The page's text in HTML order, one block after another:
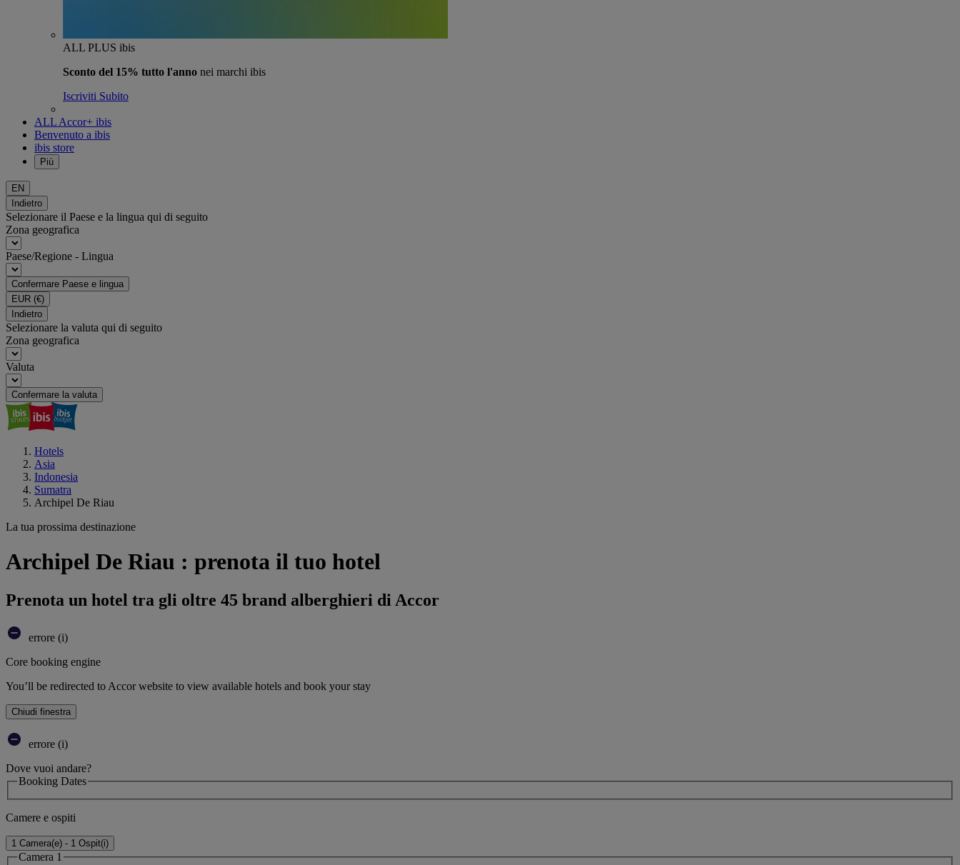
ALL PLUS ibis
Sconto del 15% tutto l'anno nei marchi ibis
Iscriviti Subito
ALL Accor+ ibis
Benvenuto a ibis
ibis store
Più
EN
Indietro
Selezionare il Paese e la lingua qui di seguito
Zona geografica
Paese/Regione - Lingua
Confermare Paese e lingua
EUR (€)
Indietro
Selezionare la valuta qui di seguito
Zona geografica
Valuta
Confermare la valuta
Hotels
Asia
Indonesia
Sumatra
Archipel De Riau
La tua prossima destinazione
Archipel De Riau : prenota il tuo hotel
Prenota un hotel tra gli oltre 45 brand alberghieri di Accor
errore (i)
Core booking engine
You’ll be redirected to Accor website to view available hotels and book your stay
Chiudi finestra
errore (i)
Dove vuoi andare?
Booking Dates
Camere e ospiti
1 Camera(e) - 1 Ospit(i)
Camera 1